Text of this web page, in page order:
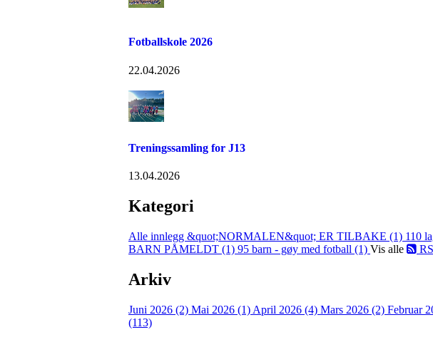
Fotballskole 2026
22.04.2026
Treningssamling for J13
13.04.2026
Kategori
Alle innlegg &quot;NORMALEN&quot; ER TILBAKE (1) 110
BARN PÅMELDT (1) 95 barn - gøy med fotball (1) Vis alle
Arkiv
Juni 2026 (2) Mai 2026 (1) April 2026 (4) Mars 2026 (2) Februar
(113)